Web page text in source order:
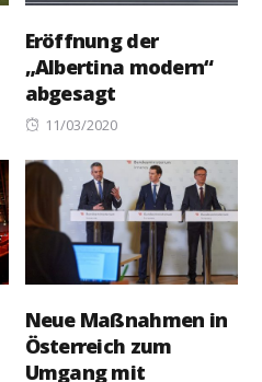
Eröffnung der
„Albertina modern“
abgesagt
Posted
11/03/2020
Neue Maßnahmen in
Österreich zum
Umgang mit